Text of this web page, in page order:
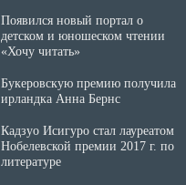
Появился новый портал о
детском и юношеском чтении
«Хочу читать»
Букеровскую премию получила
ирландка Анна Бернс
Кадзуо Исигуро стал лауреатом
Нобелевской премии 2017 г. по
литературе